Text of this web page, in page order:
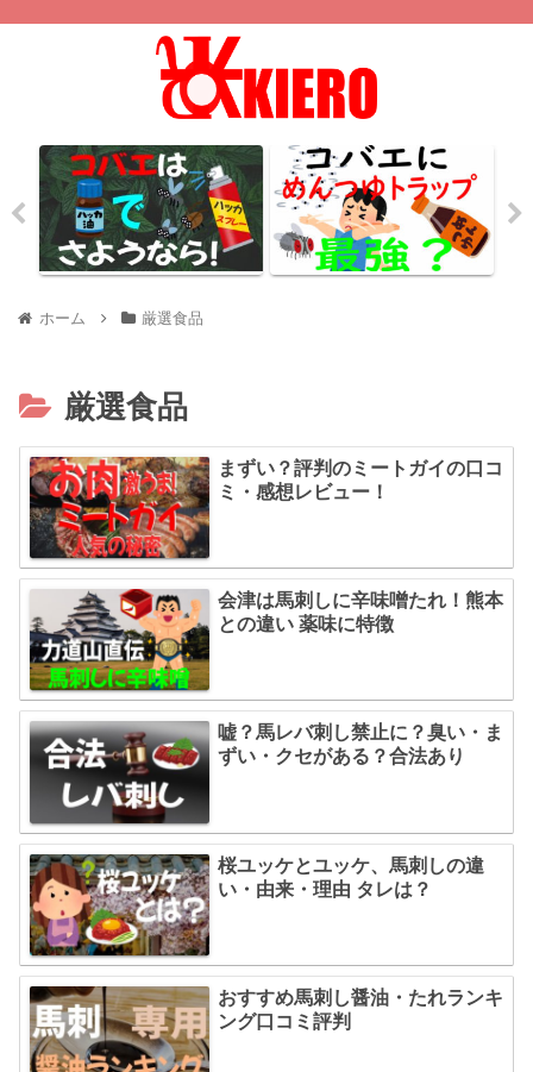
ホーム 厳選食品
厳選食品
まずい？評判のミートガイの口コ
ミ・感想レビュー！
会津は馬刺しに辛味噌たれ！熊本
との違い 薬味に特徴
嘘？馬レバ刺し禁止に？臭い・ま
ずい・クセがある？合法あり
桜ユッケとユッケ、馬刺しの違
い・由来・理由 タレは？
おすすめ馬刺し醤油・たれランキ
ング口コミ評判